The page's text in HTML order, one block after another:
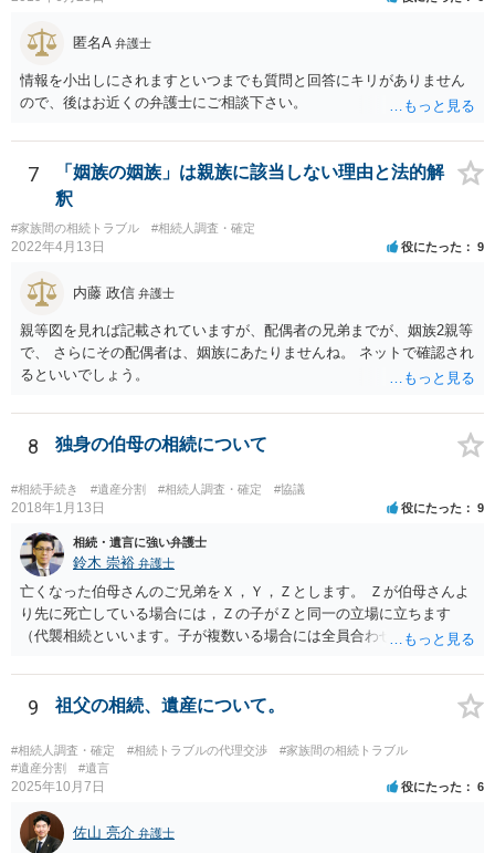
人は応じない姿勢を示していることから，実現は困難だと思います。
しどころ）としては，譲歩することを甘受しなければならないかもし
れません。
匿名A 弁護士
情報を小出しにされますといつまでも質問と回答にキリがありません
ので、後はお近くの弁護士にご相談下さい。
7
「姻族の姻族」は親族に該当しない理由と法的解
釈
#家族間の相続トラブル #相続人調査・確定
2022年4月13日 役にたった 9
内藤 政信 弁護士
親等図を見れば記載されていますが、配偶者の兄弟までが、姻族2親等
で、 さらにその配偶者は、姻族にあたりませんね。 ネットで確認され
るといいでしょう。
8 独身の伯母の相続について
#相続手続き #遺産分割 #相続人調査・確定 #協議
2018年1月13日 役にたった 9
相続・遺言に強い弁護士
鈴木 崇裕 弁護士
亡くなった伯母さんのご兄弟をＸ，Ｙ，Ｚとします。 Ｚが伯母さんよ
り先に死亡している場合には，Ｚの子がＺと同一の立場に立ちます
（代襲相続といいます。子が複数いる場合には全員合わせてＺと同一
つの相続分を有していますので， そのことを前提として，遺産分割協
議をすることになります（必ずしも３分の１ずつにしなくても，合意
ができれば構いません。）。 今後の対応としては， ①伯母さんの相続
財産（遺産）の全容を整理する（預貯金，有価証券，不動産等の有無
を調べることになります。） ②相続財産に照らし，相続税の申告の準
備をする（税理士の先生にご相談ください。） ③遺産分割協議をする
（ご本人同士で行っても構いませんし，弁護士に相談することもよろ
しいと思います。） ことになります。
9 祖父の相続、遺産について。
#相続人調査・確定 #相続トラブルの代理交渉
#家族間の相続トラブル
#遺産分割
#遺言
2025年10月7日 役にたった 6
佐山 亮介 弁護士